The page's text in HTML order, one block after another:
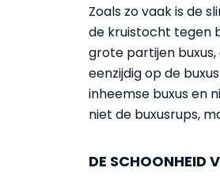
Zoals zo vaak is de
de kruistocht tegen
grote partijen
eenzijdig op de
inheemse buxus en
niet de buxusrups,
DE SCHOONHEID